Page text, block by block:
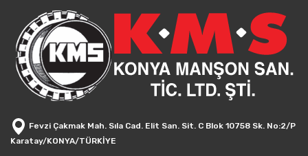
Fevzi Çakmak Mah. Sıla Cad. Elit San. Sit. C Blok 10758 Sk. No:2/P
Karatay/KONYA/TÜRKİYE